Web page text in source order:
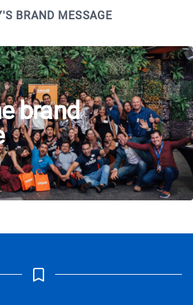
BRAND MESSAGE
brand